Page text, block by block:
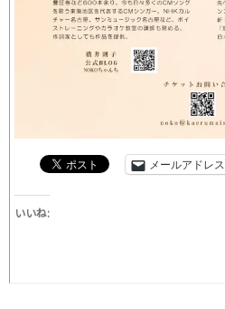
メールアドレス
いいね: